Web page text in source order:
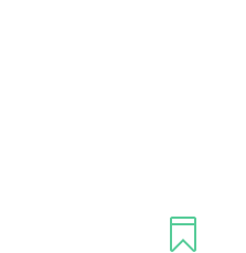
